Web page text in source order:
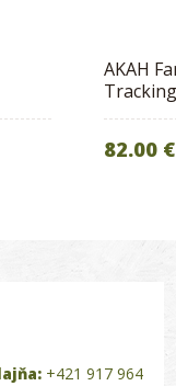
AKAH
82.00 €
+421 917 964